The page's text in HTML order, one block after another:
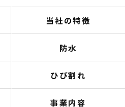
当社の特徴
防水
ひび割れ
事業内容